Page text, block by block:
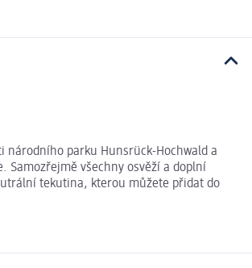
národního parku Hunsrück-Hochwald a
Samozřejmě všechny osvěží a doplní
tekutina, kterou můžete přidat do